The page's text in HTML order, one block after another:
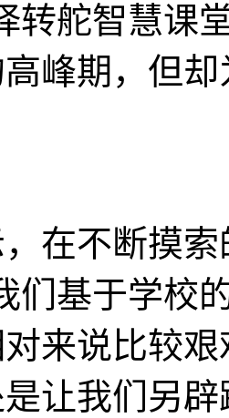
转舵智慧课
峰期，但
在不断摸
们基于学校
来说比较
让我们另